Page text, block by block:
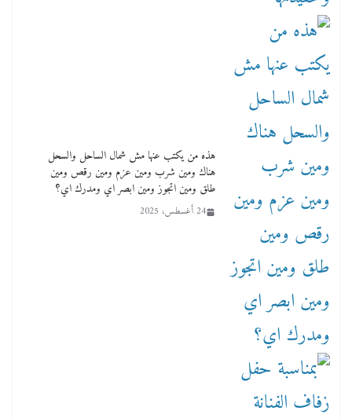
هذه من يكتب عنها مش شمال الساحل والسحل
هناك ومين شرب ومين عزم ومين رقص ومين
طلق ومين اتجوز ومين ابصر اي ومدرك اي؟
24 أغسطس، 2025